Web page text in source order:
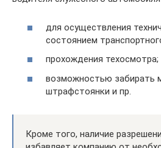
для осуществления
состоянием
прохождения техосмотра;
возможностью забирать
штрафстоянки и пр.
Кроме того, наличие